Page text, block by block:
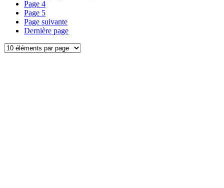
Page 4
Page 5
Page suivante
Dernière page